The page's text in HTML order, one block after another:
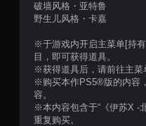
破墙风格・亚特鲁
野生儿风格・卡嘉
※于游戏内开启主菜单[持
目，即可获得道具。
※获得道具后，请前往主菜
※购买本作PS5®版的内容
容。
※本内容包含于“《伊苏X -
重复购买。